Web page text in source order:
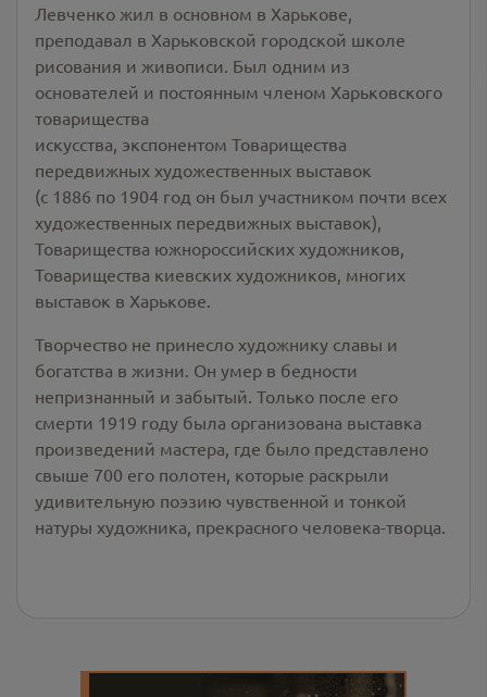
Левченко жил в основном в Харькове,
преподавал в Харьковской городской школе
рисования и живописи. Был одним из
основателей и постоянным членом Харьковского
товарищества
искусства, экспонентом Товарищества
передвижных художественных выставок
(с 1886 по 1904 год он был участником почти всех
художественных передвижных выставок),
Товарищества южнороссийских художников,
Товарищества киевских художников, многих
выставок в Харькове.
Творчество не принесло художнику славы и
богатства в жизни. Он умер в бедности
непризнанный и забытый. Только после его
смерти 1919 году была организована выставка
произведений мастера, где было представлено
свыше 700 его полотен, которые раскрыли
удивительную поэзию чувственной и тонкой
натуры художника, прекрасного человека-творца.